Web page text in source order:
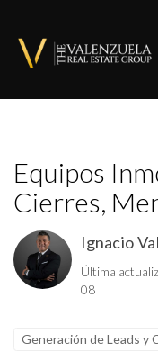
Equipos
Cierres,
Ignacio
Última
08
Generación de Leads y